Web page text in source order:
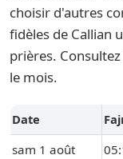
choisir d'autres
fidèles de Callian
prières. Consultez
le mois.
Date
sam 1 août